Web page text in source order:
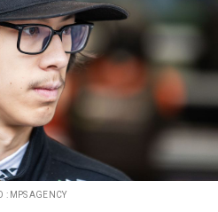
: MPS AGENCY